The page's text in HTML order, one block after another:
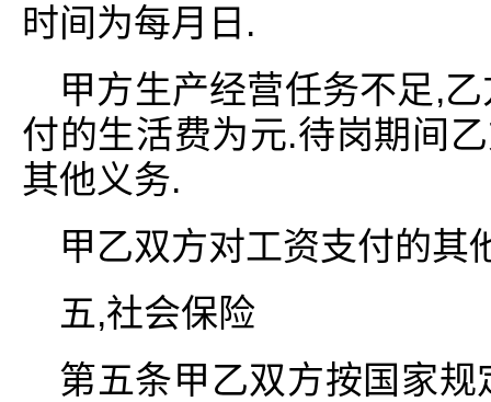
时间为每月日.
甲方生产经营任务不足,
付的生活费为元.待岗期间
其他义务.
甲乙双方对工资支付的其
五,社会保险
第五条甲乙双方按国家